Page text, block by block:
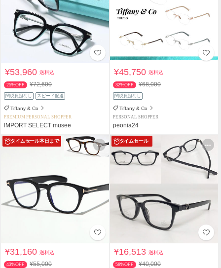
¥53,960送料込
25%OFF ¥72,600
関税負担なし スピード配送
Tiffany & Co
PREMIUM PERSONAL SHOPPER
IMPORT SELECT musee
¥45,750送料込
32%OFF ¥68,000
関税負担なし
Tiffany & Co
PERSONAL SHOPPER
peonia24
タイムセール本日まで
¥31,160送料込
43%OFF ¥55,000
タイムセール
¥16,513送料込
58%OFF ¥40,000